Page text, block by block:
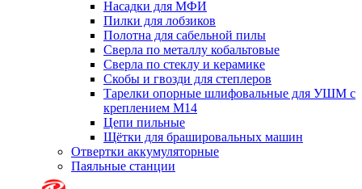
Насадки для МФИ
Пилки для лобзиков
Полотна для сабельной пилы
Сверла по металлу кобальтовые
Сверла по стеклу и керамике
Скобы и гвозди для степлеров
Тарелки опорные шлифовальные для УШМ с
креплением М14
Цепи пильные
Щётки для брашировальных машин
Отвертки аккумуляторные
Паяльные станции